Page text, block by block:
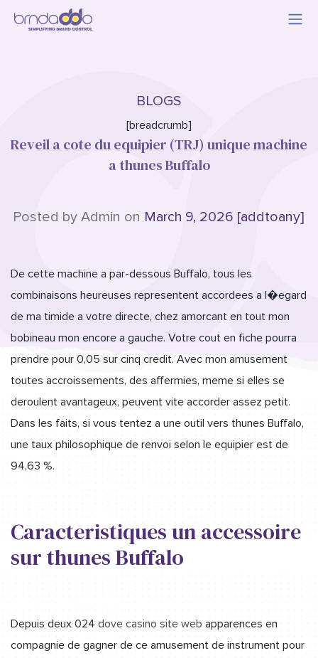
BLOGS
[breadcrumb]
Reveil a cote du equipier (TRJ) unique machine
a thunes Buffalo
Posted by Admin on March 9, 2026 [addtoany]
De cette machine a par-dessous Buffalo, tous les
combinaisons heureuses representent accordees a l�egard
de ma timide a votre directe, chez amorcant en tout mon
bobineau mon encore a gauche. Votre cout en fiche pourra
prendre pour 0,05 sur cinq credit. Avec mon amusement
toutes accroissements, des affermies, meme si elles se
deroulent avantageux, peuvent vite accorder assez petit.
Dans les faits, si vous tentez a une outil vers thunes Buffalo,
une taux philosophique de renvoi selon le equipier est de
94,63 %.
Caracteristiques un accessoire
sur thunes Buffalo
Depuis deux 024 dove casino site web apparences en
compagnie de gagner de ce amusement de instrument pour